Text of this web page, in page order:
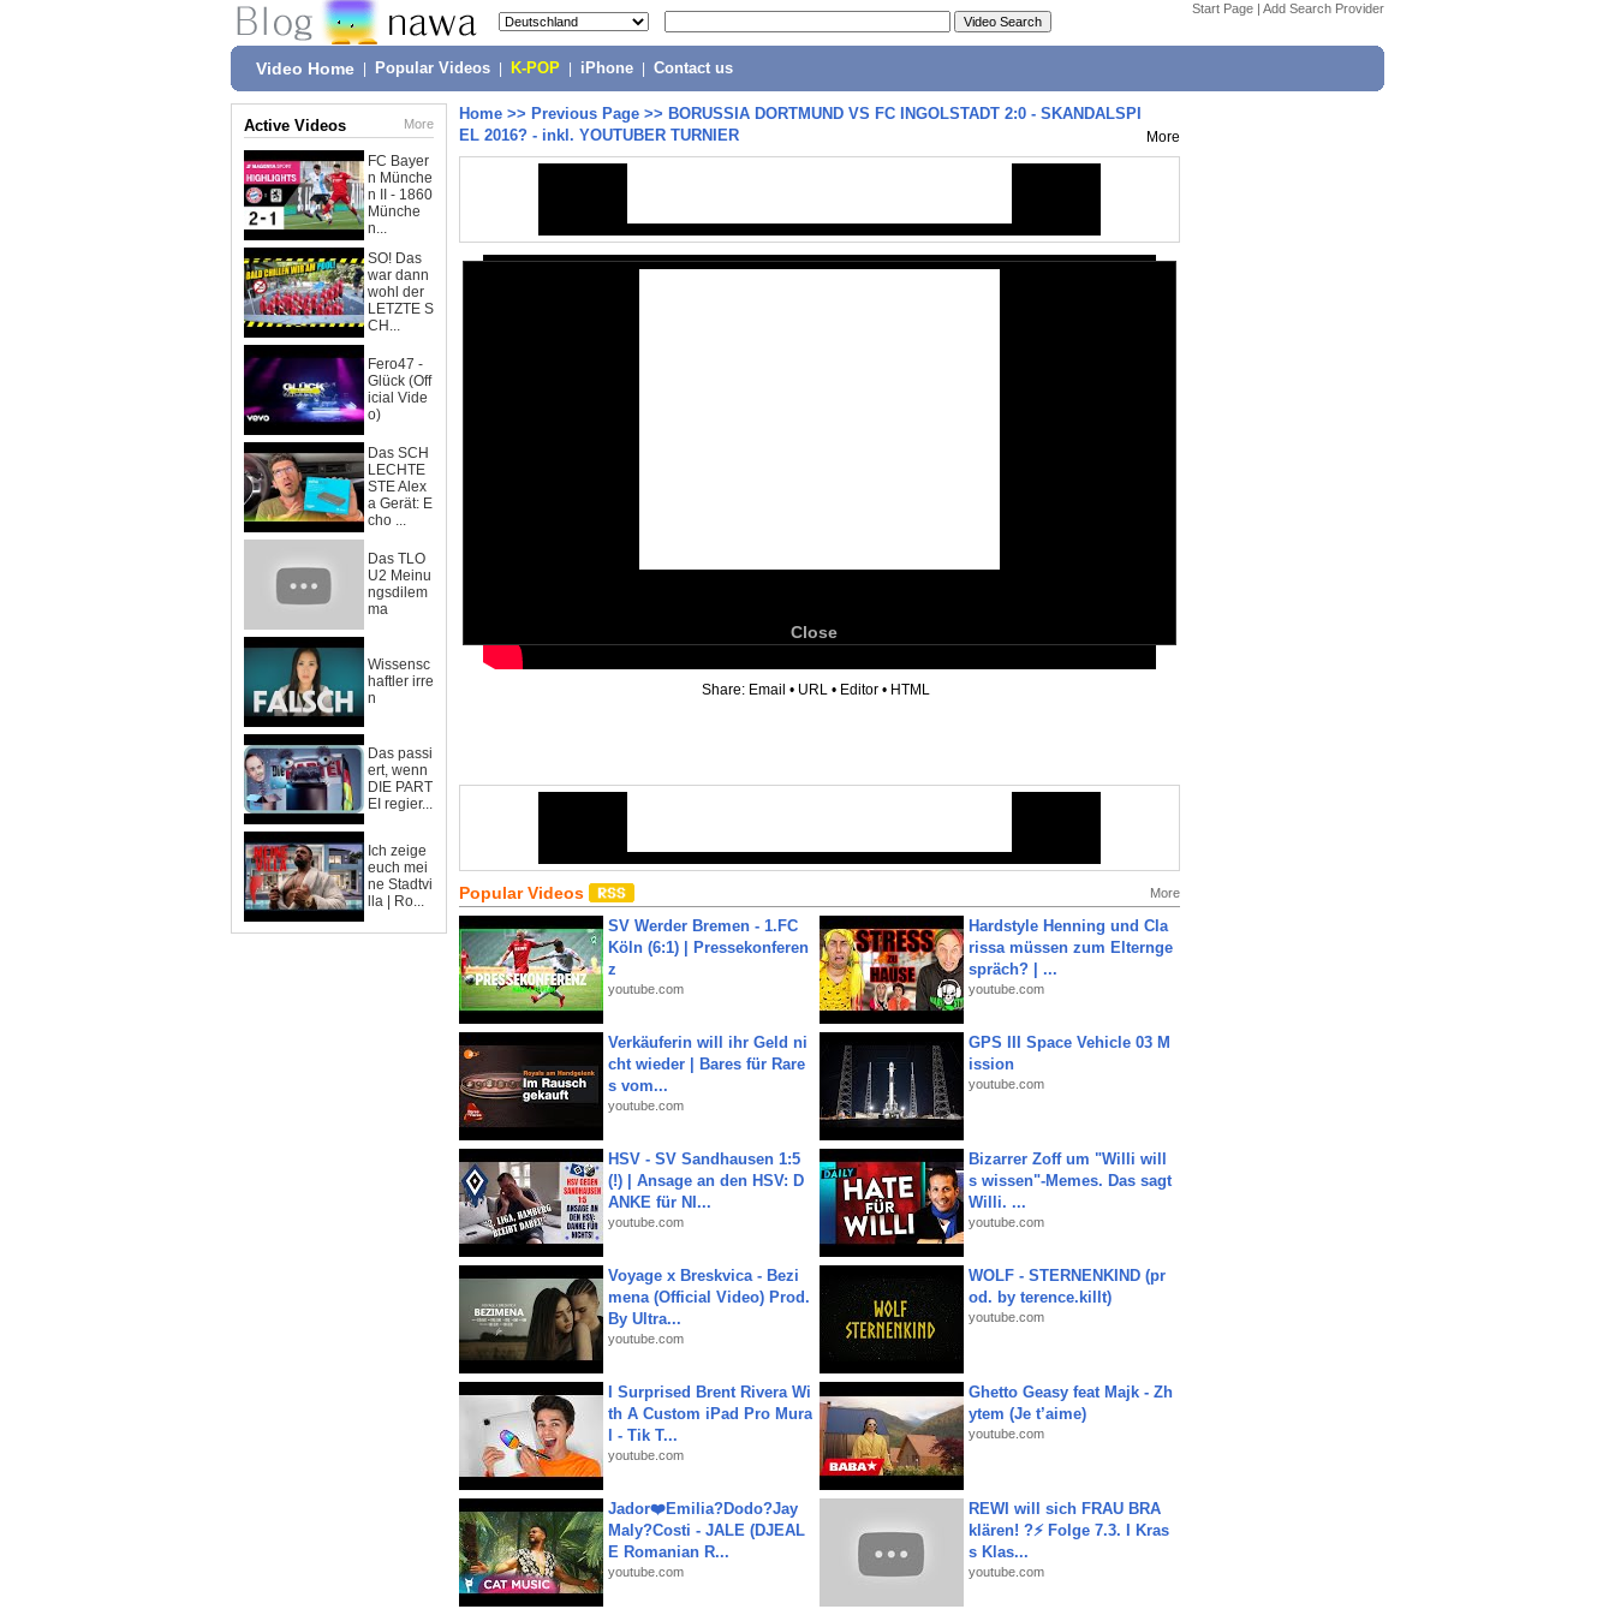
Start Page | Add Search Provider
Video Home Popular Videos K-POP iPhone Contact us
Active Videos More
FC Bayer
n Münche
n II - 1860
Münche
n...
SO! Das
war dann
wohl der
LETZTE S
CH...
Fero47 -
Glück (Off
icial Vide
o)
Das SCH
LECHTE
STE Alex
a Gerät: E
cho ...
Das TLO
U2 Meinu
ngsdilem
ma
Wissensc
haftler irre
n
Das passi
ert, wenn
DIE PART
EI regier...
Ich zeige
euch mei
ne Stadtvi
lla | Ro...
Home >> Previous Page >> BORUSSIA DORTMUND VS FC INGOLSTADT 2:0 - SKANDALSPI
EL 2016? - inkl. YOUTUBER TURNIER
More
Close
Share: Email • URL • Editor • HTML
Popular Videos More
SV Werder Bremen - 1.FC
Köln (6:1) | Pressekonferen
z
youtube.com
Hardstyle Henning und Cla
rissa müssen zum Elternge
spräch? | ...
youtube.com
Verkäuferin will ihr Geld ni
cht wieder | Bares für Rare
s vom...
youtube.com
GPS III Space Vehicle 03 M
ission
youtube.com
HSV - SV Sandhausen 1:5
(!) | Ansage an den HSV: D
ANKE für NI...
youtube.com
Bizarrer Zoff um "Willi will
s wissen"-Memes. Das sagt
Willi. ...
youtube.com
Voyage x Breskvica - Bezi
mena (Official Video) Prod.
By Ultra...
youtube.com
WOLF - STERNENKIND (pr
od. by terence.killt)
youtube.com
I Surprised Brent Rivera Wi
th A Custom iPad Pro Mura
l - Tik T...
youtube.com
Ghetto Geasy feat Majk - Zh
ytem (Je t’aime)
youtube.com
Jador❤️Emilia?Dodo?Jay
Maly?Costi - JALE (DJEAL
E Romanian R...
youtube.com
REWI will sich FRAU BRA
klären! ?⚡️ Folge 7.3. I Kras
s Klas...
youtube.com